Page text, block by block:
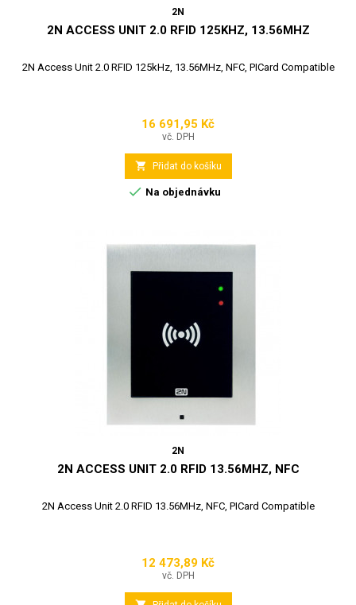
2N
2N ACCESS UNIT 2.0 RFID 125KHZ, 13.56MHZ
2N Access Unit 2.0 RFID 125kHz, 13.56MHz, NFC, PICard Compatible
Cena
16 691,95 Kč
vč. DPH
 Přidat do košíku
 Na objednávku
2N
2N ACCESS UNIT 2.0 RFID 13.56MHZ, NFC
2N Access Unit 2.0 RFID 13.56MHz, NFC, PICard Compatible
Cena
12 473,89 Kč
vč. DPH